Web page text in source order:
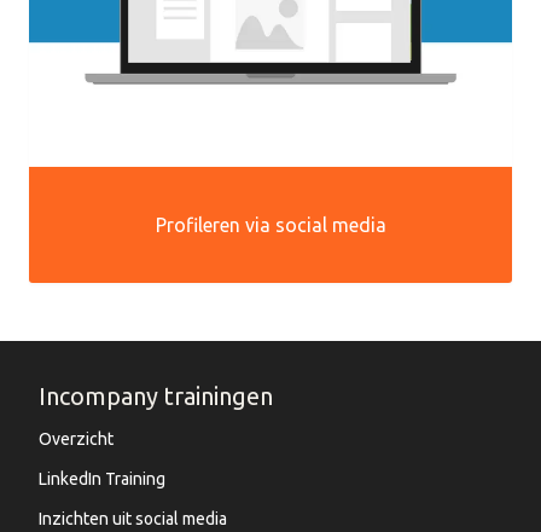
Profileren via social media
Incompany trainingen
Overzicht
LinkedIn Training
Inzichten uit social media